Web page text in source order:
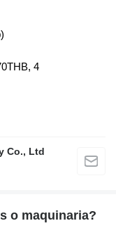
4
Co., Ltd
o maquinaria?